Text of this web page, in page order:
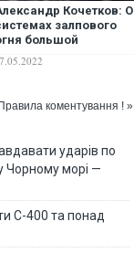
Кочетков: О
залпового
большой
не дают"
Правила коментування ! »
ударів по
Чорному морі —
С-400 та понад